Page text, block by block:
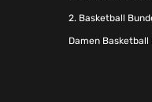
2. Basketball
Damen Basketball